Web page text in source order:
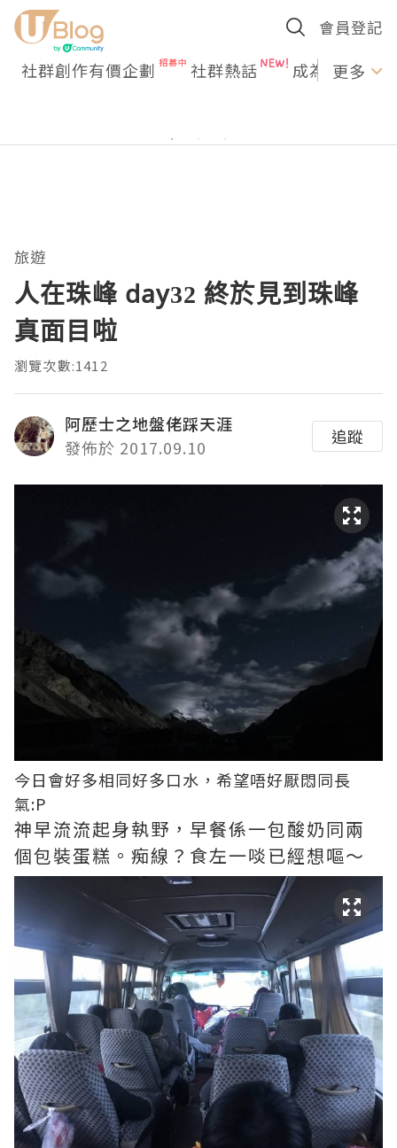
會員登記
社群創作有價企劃 社群熱話 成為U更多
旅遊
人在珠峰 day32 終於見到珠峰
真面目啦
瀏覽次數:1412
阿歷士之地盤佬踩天涯
發佈於 2017.09.10
追蹤
今日會好多相同好多口水，希望唔好厭悶同長
氣:P
神早流流起身執野，早餐係一包酸奶同兩
個包裝蛋糕。痴線？食左一啖已經想嘔～